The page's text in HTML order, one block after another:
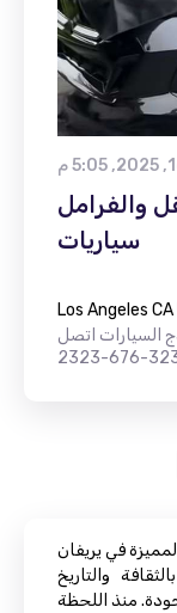
والفرامل
سياريات
Los Angeles CA
السيارات اتصل
في يريفان
والتاريخ
منذ اللحظة